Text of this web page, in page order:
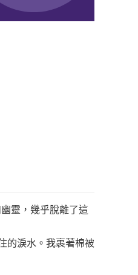
靈，幾乎脫離了這
的淚水。我裹著棉被